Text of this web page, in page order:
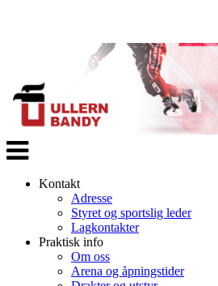
Veksle
navigasjon
Kontakt
Adresse
Styret og sportslig leder
Lagkontakter
Praktisk info
Om oss
Arena og åpningstider